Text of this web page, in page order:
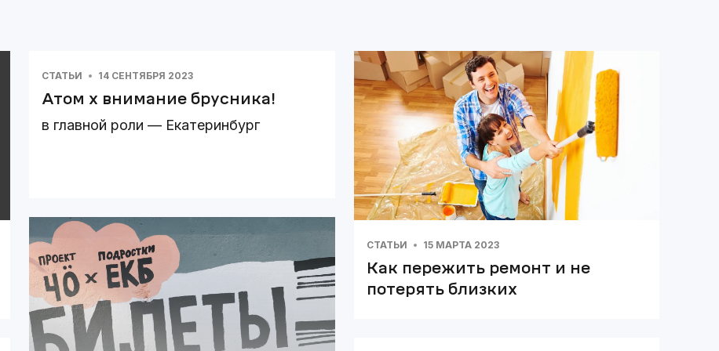
СТАТЬИ 14 СЕНТЯБРЯ 2023
Атом х внимание брусника!
в главной роли — Екатеринбург
СТАТЬИ 15 МАРТА 2023
Как пережить ремонт и не
потерять близких